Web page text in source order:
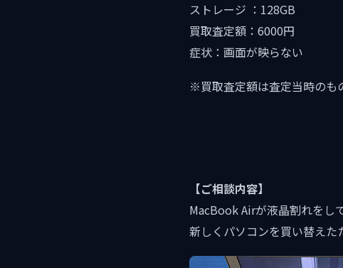
ストレージ ：128GB
買取査定額：6000円
症状：画面が映らない
※買取査定額は査定当時のも
【ご相談内容】
MacBook Airが液晶割れをし
新しくパソコンを買い替えた